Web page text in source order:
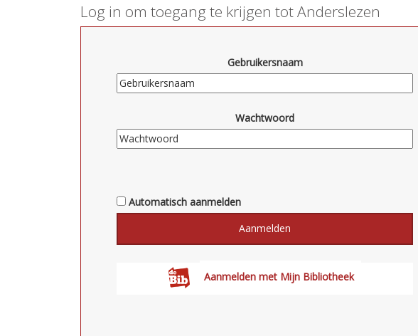
Log in om toegang te krijgen tot Anderslezen
Gebruikersnaam
Wachtwoord
Automatisch aanmelden